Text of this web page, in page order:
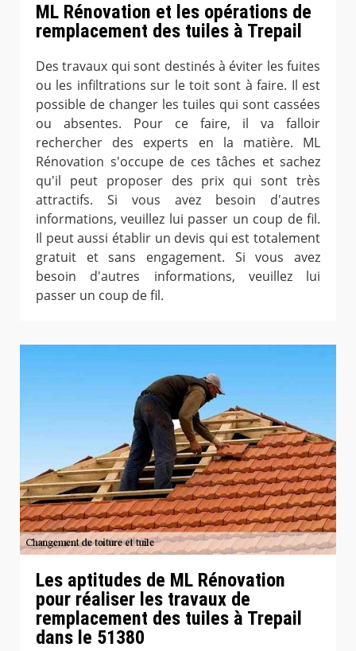
ML Rénovation et les opérations de
remplacement des tuiles à Trepail
Des travaux qui sont destinés à éviter les fuites
ou les infiltrations sur le toit sont à faire. Il est
possible de changer les tuiles qui sont cassées
ou absentes. Pour ce faire, il va falloir
rechercher des experts en la matière. ML
Rénovation s'occupe de ces tâches et sachez
qu'il peut proposer des prix qui sont très
attractifs. Si vous avez besoin d'autres
informations, veuillez lui passer un coup de fil.
Il peut aussi établir un devis qui est totalement
gratuit et sans engagement. Si vous avez
besoin d'autres informations, veuillez lui
passer un coup de fil.
Les aptitudes de ML Rénovation
pour réaliser les travaux de
remplacement des tuiles à Trepail
dans le 51380